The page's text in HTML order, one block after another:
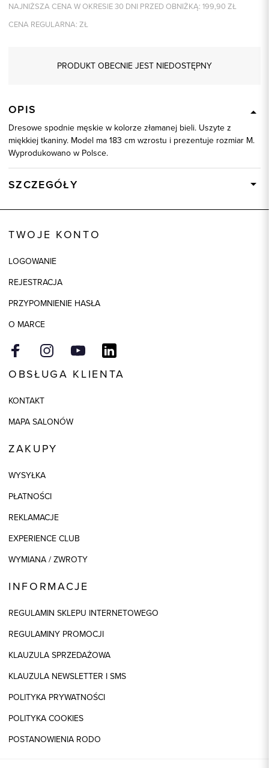
NAJNIŻSZA CENA W OKRESIE 30 DNI PRZED OBNIŻKĄ: 199,90 ZŁ
CENA REGULARNA: ZŁ
PRODUKT OBECNIE JEST NIEDOSTĘPNY
OPIS
Dresowe spodnie męskie w kolorze złamanej bieli. Uszyte z
miękkiej tkaniny. Model ma 183 cm wzrostu i prezentuje rozmiar M.
Wyprodukowano w Polsce.
SZCZEGÓŁY
Skład tkaniny
Model
TWOJE KONTO
LOGOWANIE
REJESTRACJA
PRZYPOMNIENIE HASŁA
O MARCE
OBSŁUGA KLIENTA
KONTAKT
MAPA SALONÓW
ZAKUPY
WYSYŁKA
PŁATNOŚCI
REKLAMACJE
EXPERIENCE CLUB
WYMIANA / ZWROTY
INFORMACJE
REGULAMIN SKLEPU INTERNETOWEGO
REGULAMINY PROMOCJI
KLAUZULA SPRZEDAŻOWA
KLAUZULA NEWSLETTER I SMS
POLITYKA PRYWATNOŚCI
POLITYKA COOKIES
POSTANOWIENIA RODO